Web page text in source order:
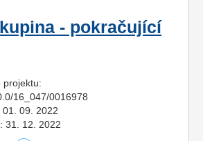
- pokračující
projektu:
16_047/0016978
09. 2022
31. 12. 2022